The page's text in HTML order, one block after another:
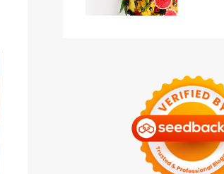
Video TikTok Viral
'Dance Challenge'